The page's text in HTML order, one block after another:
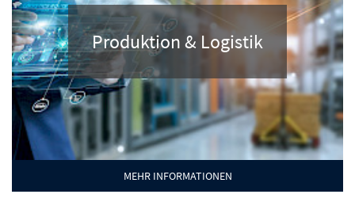
Produktion & Logistik
MEHR INFORMATIONEN